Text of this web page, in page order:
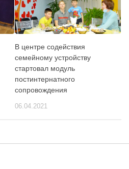
В центре содействия
семейному устройству
стартовал модуль
постинтернатного
сопровождения
06.04.2021